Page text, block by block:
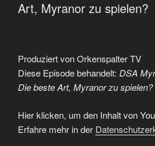
Art, Myranor zu spielen?
Produziert von Orkenspalter TV
Diese Episode behandelt: DSA
Die beste Art, Myranor zu spielen?
„DSA
Myranor
mit
D&D-
Hier klicken, um den Inhalt von
Erfahre mehr in der